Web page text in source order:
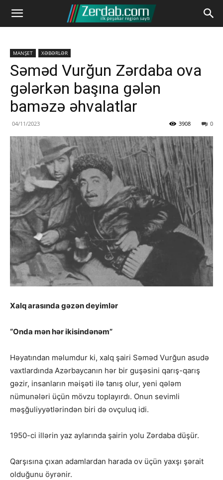
MANŞET XƏBƏRLƏR
Səməd Vurğun Zərdaba ova
gələrkən başına gələn
baməzə əhvalatlar
04/11/2023 0
3908
Xalq arasında gəzən deyimlər
“Onda mən hər ikisindənəm”
Həyatından məlumdur ki, xalq şairi Səməd Vurğun asudə
vaxtlardında Azərbaycanın hər bir guşəsini qarış-qarış
gəzir, insanların məişəti ilə tanış olur, yeni qələm
nümunələri üçün mövzu toplayırdı. Onun sevimli
məşğuliyyətlərindən biri də ovçuluq idi.
1950-ci illərin yaz aylarında şairin yolu Zərdaba düşür.
Qarşısına çıxan adamlardan harada ov üçün yaxşı şərait
olduğunu öyrənir.